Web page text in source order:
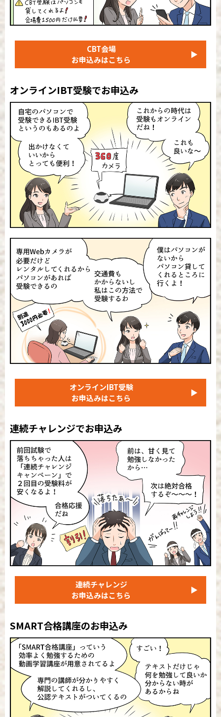
CBT会場
お申込みはこちら
▶
オンラインIBT受験でお申込み
オンラインIBT受験
お申込みはこちら
▶
連続チャレンジでお申込み
連続チャレンジ
お申込みはこちら
▶
SMART合格講座のお申込み